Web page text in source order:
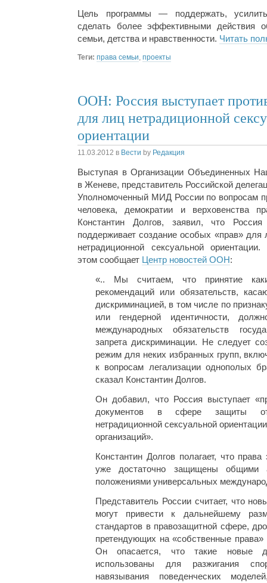
Цель программы — поддержать,
сделать более эффективными действия
семьи, детства и нравственности. Читать
Теги: права семьи, проекты
ООН: Россия выступает
для лиц нетрадиционной
ориентации
11.03.2012 в Вести by Редакция
Выступая в Организации Объединенных
в Женеве, представитель Российской
Уполномоченный МИД России по вопросам
человека, демократии и верховенства
Константин Долгов, заявил, что
поддерживает создание особых «прав» для
нетрадиционной сексуальной
этом сообщает Центр новостей ООН:
«.. Мы считаем, что принятие
рекомендаций или обязательств,
дискриминацией, в том числе по
или гендерной идентичности,
международных обязательств
запрета дискриминации. Не следует
режим для неких избранных групп,
к вопросам легализации однополых
сказал Константин Долгов.
Он добавил, что Россия выступает
документов в сфере защиты
нетрадиционной сексуальной
организаций».
Константин Долгов полагает, что права
уже достаточно защищены общими
положениями универсальных
Представитель России считает, что
могут привести к дальнейшему
стандартов в правозащитной сфере,
претендующих на «собственные
Он опасается, что такие новые
использованы для разжигания
навязывания поведенческих